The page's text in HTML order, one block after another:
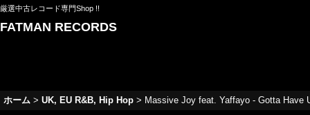
厳選中古レコード専門Shop !!
FATMAN RECORDS
ホーム > UK, EU R&B, Hip Hop > Massive Joy feat. Yaffayo - Gotta Have